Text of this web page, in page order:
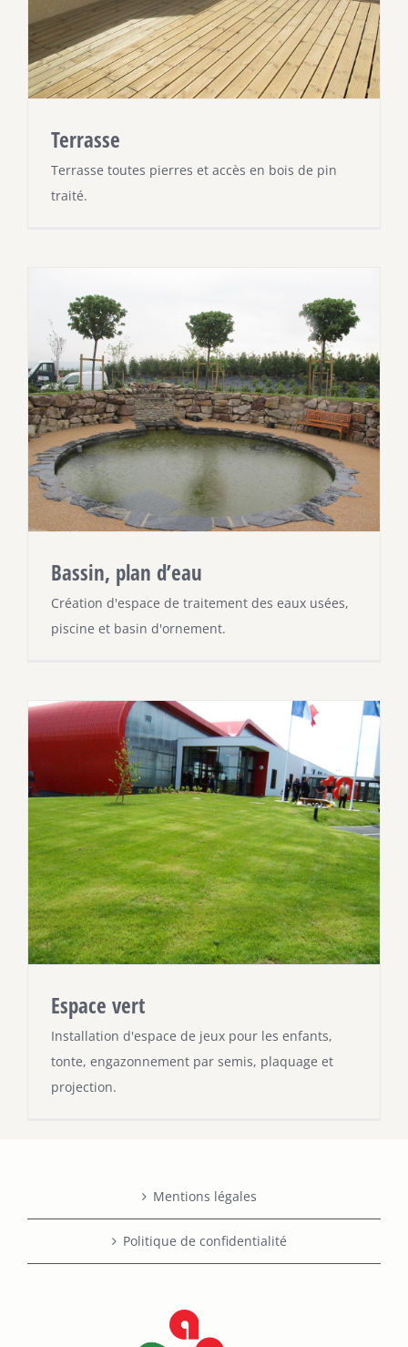
Terrasse
Terrasse toutes pierres et accès en bois de pin
traité.
Bassin, plan d’eau
Création d'espace de traitement des eaux usées,
piscine et basin d'ornement.
Espace vert
Installation d'espace de jeux pour les enfants,
tonte, engazonnement par semis, plaquage et
projection.
Mentions légales
Politique de confidentialité